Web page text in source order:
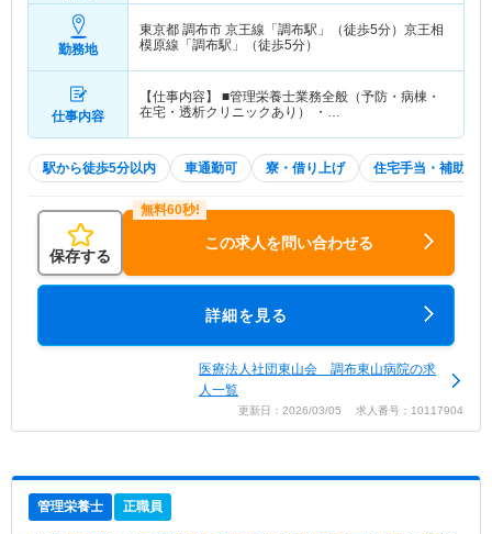
勤務地
東京都 調布市 京王線「調布駅」（徒歩5分）京王相
模原線「調布駅」（徒歩5分）
仕事内容
【仕事内容】 ■管理栄養士業務全般（予防・病棟・
在宅・透析クリニックあり） ・…
駅から徒歩5分以内 車通勤可 寮・借り上げ 住宅手当・補助
保存する
この求人を問い合わせる
詳細を見る
医療法人社団東山会 調布東山病院の求
人一覧
更新日：2026/03/05 求人番号：10117904
管理栄養士 正職員